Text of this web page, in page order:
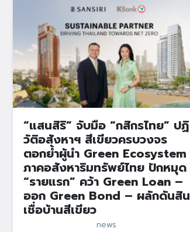
“แสนสิริ” จับมือ “กสิกรไทย” ปฏิ
วัติอสังหาฯ สีเขียวครบวงจร
ตอกย้ำผู้นำ Green Ecosystem
ภาคอสังหาริมทรัพย์ไทย ปักหมุด
“รายแรก” คว้า Green Loan –
ออก Green Bond – ผลักดันสิน
เชื่อบ้านสีเขียว
news